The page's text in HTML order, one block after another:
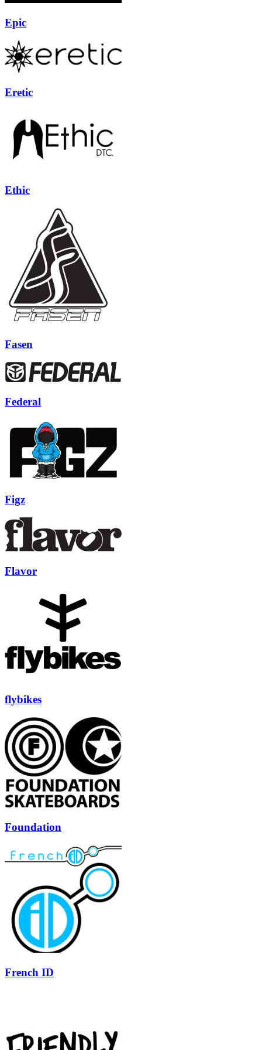
Epic
Eretic
Ethic
Fasen
Federal
Figz
Flavor
flybikes
Foundation
French ID